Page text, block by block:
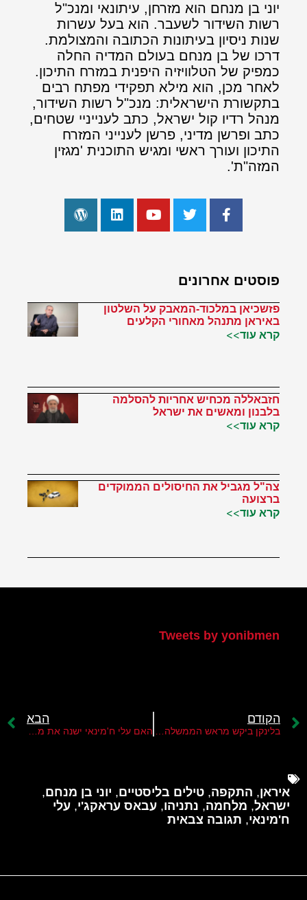
יוני בן מנחם הוא מזרחן, עיתונאי ומנכ"ל
רשות השידור לשעבר. הוא בעל עשרות
שנות ניסיון בעיתונות הכתובה והמצולמת.
דרכו של בן מנחם בעולם המדיה החלה
כמפיק של הטלוויזיה היפנית במזרח התיכון.
לאחר מכן, הוא מילא תפקידי מפתח רבים
בתקשורת הישראלית: מנכ"ל רשות השידור,
מנהל רדיו קול ישראל, כתב לענייניי שטחים,
כתב ופרשן מדיני, פרשן לענייני המזרח
התיכון ועורך ראשי ומגיש התוכנית 'מגזין
המזה"ת'.
פוסטים אחרונים
פזשכיאן במלכוד-המאבק על השלטון
באיראן מתנהל מאחורי הקלעים
קרא עוד>>
חזבאללה מכחיש אחריות להסלמה
בלבנון ומאשים את ישראל
קרא עוד>>
צה"ל מגביל את החיסולים הממוקדים
ברצועה
קרא עוד>>
Tweets by yonibmen
הקודם
בלינקן ביקש מראש הממשלה נתניהו למתן את התקיפה באיראן
הבא
האם עלי ח'מינאי ישנה את מדיניותה של איראן במזרח התיכון?
איראן, התקפה, טילים בליסטיים, יוני בן מנחם,
ישראל, מלחמה, נתניהו, עבאס עראקג'י, עלי
ח'מינאי, תגובה צבאית